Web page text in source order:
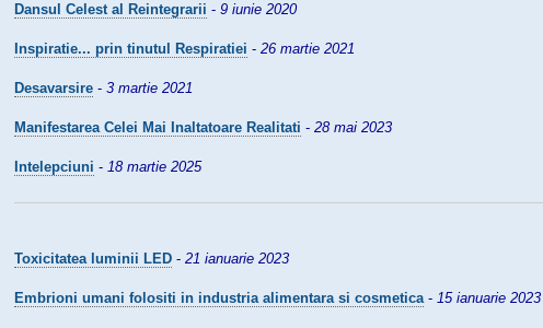
Dansul Celest al Reintegrarii - 9 iunie 2020
Inspiratie... prin tinutul Respiratiei - 26 martie 2021
Desavarsire - 3 martie 2021
Manifestarea Celei Mai Inaltatoare Realitati - 28 mai 2023
Intelepciuni - 18 martie 2025
Toxicitatea luminii LED- 21 ianuarie 2023
Embrioni umani folositi in industria alimentara si cosmetica- 15 ianuarie 2023